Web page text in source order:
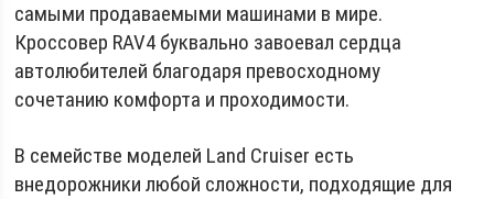
самыми продаваемыми машинами в мире.
Кроссовер RAV4 буквально завоевал сердца
автолюбителей благодаря превосходному
сочетанию комфорта и проходимости.
В семействе моделей Land Cruiser есть
внедорожники любой сложности, подходящие для